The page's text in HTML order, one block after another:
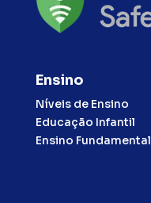
Ensino
Níveis de Ensino
Educação Infantil
Ensino Fundamental